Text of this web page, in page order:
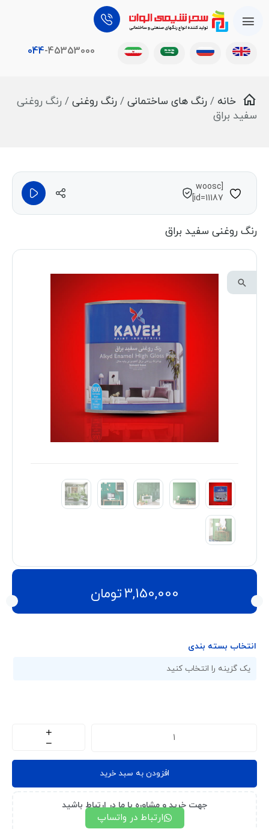
044-45353000
خانه / رنگ های ساختمانی / رنگ‌ روغنی / رنگ‌ روغنی
سفید براق
[woosc
id=11187]
رنگ‌ روغنی سفید براق
3,150,000تومان
انتخاب بسته‌ بندی
افزودن به سبد خرید
جهت خرید و مشاوره با ما در ارتباط باشید
ارتباط در واتساپ